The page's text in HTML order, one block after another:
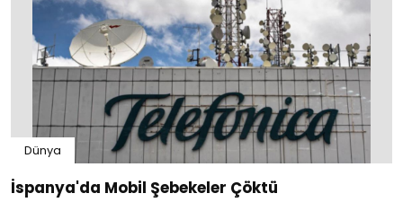
Dünya
İspanya'da Mobil Şebekeler Çöktü